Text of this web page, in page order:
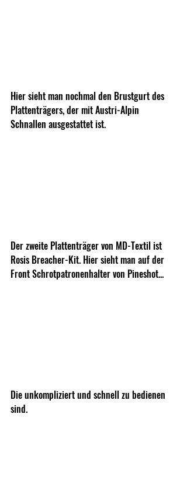
Hier sieht man nochmal den Brustgurt des
Plattenträgers, der mit Austri-Alpin
Schnallen ausgestattet ist.
Der zweite Plattenträger von MD-Textil ist
Rosis Breacher-Kit. Hier sieht man auf der
Front Schrotpatronenhalter von Pineshot...
Die unkompliziert und schnell zu bedienen
sind.